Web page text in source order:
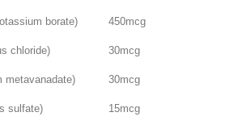
borate) 450mcg
chloride) 30mcg
metavanadate) 30mcg
sulfate) 15mcg